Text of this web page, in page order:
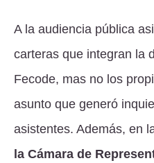
A la audiencia pública
carteras que integran la
Fecode, mas no los
asunto que generó
asistentes. Además, en
la Cámara de